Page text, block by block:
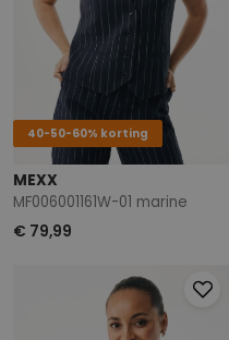
40-50-60% korting
MEXX
MF006001161W-01 marine
€ 79,99